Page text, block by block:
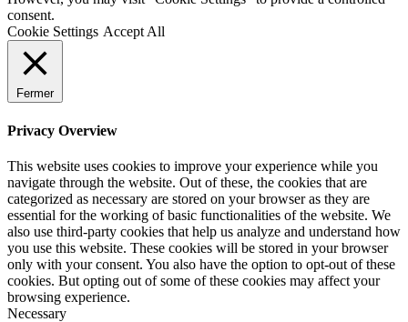
consent.
Cookie Settings Accept All
Fermer
Privacy Overview
This website uses cookies to improve your experience while you
navigate through the website. Out of these, the cookies that are
categorized as necessary are stored on your browser as they are
essential for the working of basic functionalities of the website. We
also use third-party cookies that help us analyze and understand how
you use this website. These cookies will be stored in your browser
only with your consent. You also have the option to opt-out of these
cookies. But opting out of some of these cookies may affect your
browsing experience.
Necessary